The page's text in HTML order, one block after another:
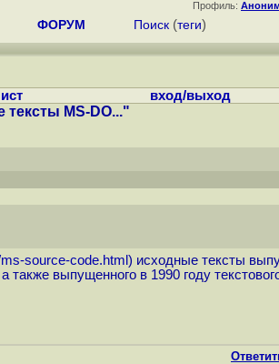
Профиль:
ФОРУМ Поиск (теги)
вход/выход
MS-DO..."
source-code.html ) исходные тексты
также выпущенного в 1990 году